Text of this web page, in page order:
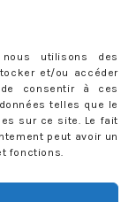
utilisons des
et/ou accéder
consentir à ces
telles que le
sur ce site. Le fait
peut avoir un
fonctions.